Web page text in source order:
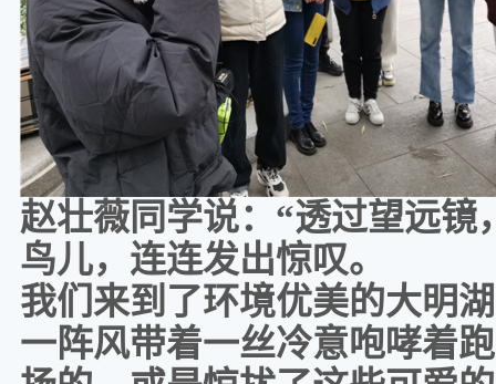
赵壮薇同学说： “透过望远镜
鸟儿，连连发出惊叹。
我们来到了环境优美的大明
一阵风带着一丝冷意咆哮着